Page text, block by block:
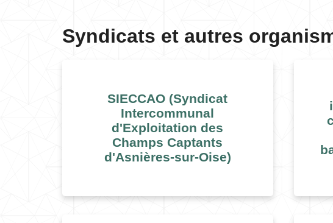
Syndicats et autres
SIECCAO (Syndicat
Intercommunal
d'Exploitation des
Champs Captants
d'Asnières-sur-Oise)